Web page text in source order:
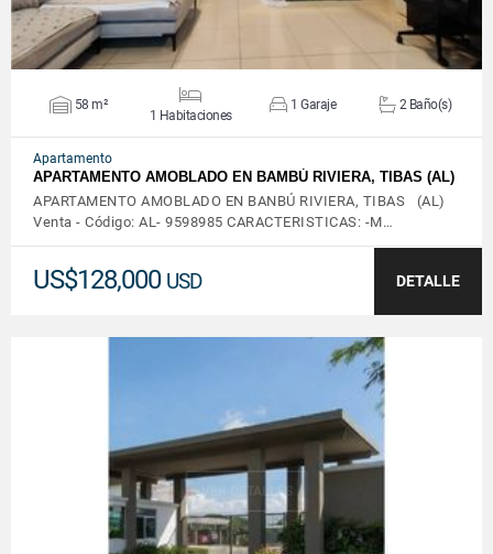
58 m²
1 Habitaciones
1 Garaje 2 Baño(s)
Apartamento
APARTAMENTO AMOBLADO EN BAMBÚ RIVIERA, TIBAS (AL)
APARTAMENTO AMOBLADO EN BANBÚ RIVIERA, TIBAS (AL)
Venta - Código: AL- 9598985 CARACTERISTICAS: -M…
US$128,000 USD DETALLE
VER DETALLES